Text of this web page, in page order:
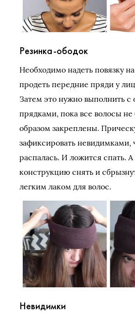
Резинка-ободок
Необходимо надеть повязку
продеть передние пряди у
Затем это нужно выполнить с
прядками, пока все волосы не
образом закреплены.
зафиксировать невидимками,
распалась. И ложится спать.
конструкцию снять и
легким лаком для волос.
Невидимки